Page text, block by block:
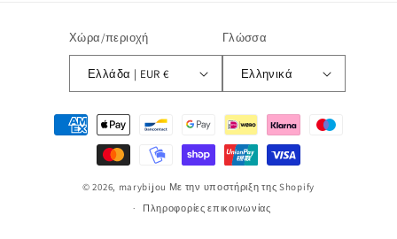
Χώρα/περιοχή
Ελλάδα | EUR €
Γλώσσα
Ελληνικά
Μέθοδοι
πληρωμής
© 2026, marybijou Με την υποστήριξη της Shopify
Πληροφορίες επικοινωνίας